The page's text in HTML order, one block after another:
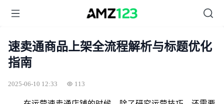
速卖通商品上架全流程解析与标题优化
指南
2025-06-10 12:33 113